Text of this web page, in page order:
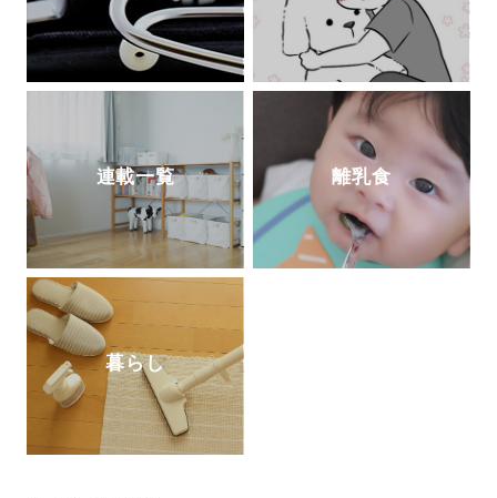
連載一覧 離乳食
暮らし